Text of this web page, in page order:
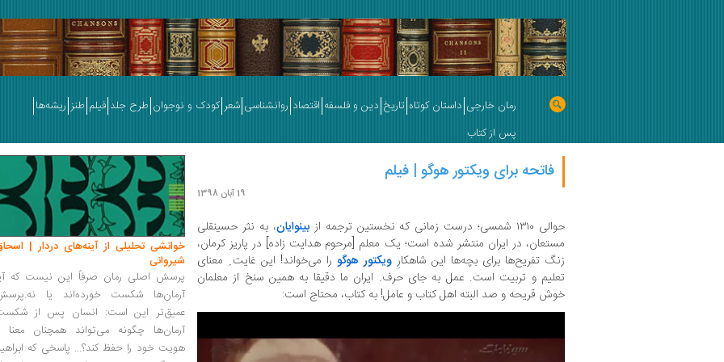
رمان خارجی داستان کوتاه تاریخ دین و فلسفه اقتصاد روانشناسی شعر کودک و نوجوان طرح جلد فیلم طنز ریشه‌ها
پس از کتاب
فاتحه برای ویکتور هوگو | فیلم
19 آبان 1398
حوالی ۱۳۱۰ شمسی؛ درست زمانی که نخستین ترجمه از بینوایان، به نثر حسینقلی
مستعان، در ایران منتشر شده است؛ یک معلم [مرحوم هدایت زاده] در پاریز کرمان،
زنگ تفریح‌ها برای بچه‌ها این شاهکارِ ویکتور هوگو را می‌خواند! این غایت ِ معنای
تعلیم و تربیت است. عمل به جای حرف. ایران ما دقیقا به همین سنخ از معلمان
خوش قریحه و صد البته اهل کتاب و عامل! به کتاب، محتاج است:
خوانشی تحلیلی از آینه‌های دردار |
شیروانی
پرسش اصلی رمان صرفاً این نیست که
آرمان‌ها شکست خورده‌اند یا
عمیق‌تر این است: انسان پس از
آرمان‌ها چگونه می‌تواند همچنان معنا
هویت خود را حفظ کند؟... پاسخی که